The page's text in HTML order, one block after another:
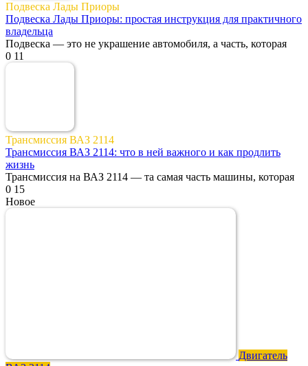
Подвеска Лады Приоры
Подвеска Лады Приоры: простая инструкция для практичного
владельца
Подвеска — это не украшение автомобиля, а часть, которая
0 11
Трансмиссия ВАЗ 2114
Трансмиссия ВАЗ 2114: что в ней важного и как продлить
жизнь
Трансмиссия на ВАЗ 2114 — та самая часть машины, которая
0 15
Новое
Двигатель